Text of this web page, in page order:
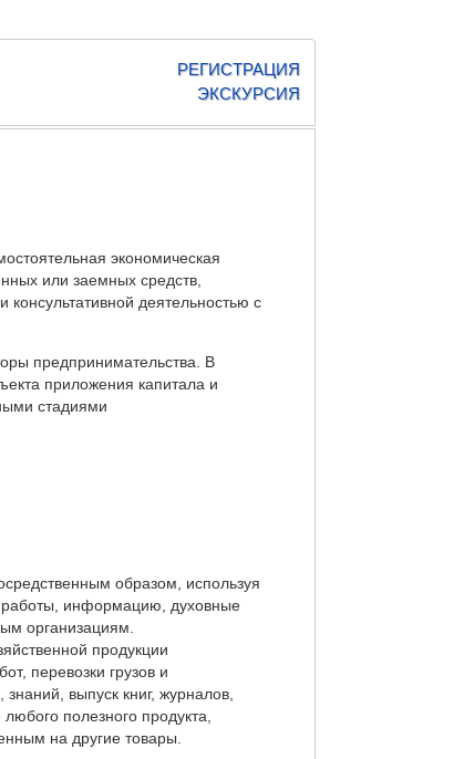
РЕГИСТРАЦИЯ
ЭКСКУРСИЯ
экономическая
или заемных средств,
деятельностью с
предпринимательства. В
приложения капитала и
стадиями
образом, используя
работы, информацию, духовные
организациям.
продукции
перевозки грузов и
выпуск книг, журналов,
полезного продукта,
на другие товары.